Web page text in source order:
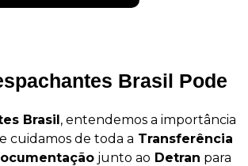
Brasil Pode
Brasil, entendemos a importância
cuidamos de toda a Transferência
junto ao Detran para